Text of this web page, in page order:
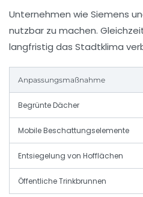
Unternehmen wie Siemens
nutzbar zu machen.
langfristig das Stadtklima
Anpassungsmaßnahme
Begrünte Dächer
Mobile Beschattungselemente
Entsiegelung von Hofflächen
Öffentliche Trinkbrunnen